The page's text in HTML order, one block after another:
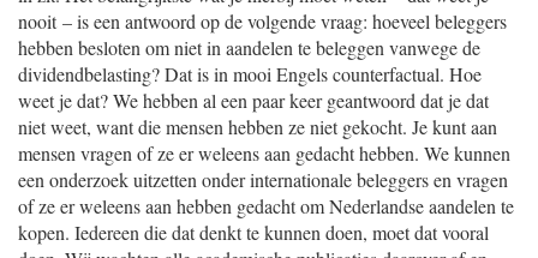
nooit – is een antwoord op de volgende vraag: hoeveel beleggers
hebben besloten om niet in aandelen te beleggen vanwege de
dividendbelasting? Dat is in mooi Engels counterfactual. Hoe
weet je dat? We hebben al een paar keer geantwoord dat je dat
niet weet, want die mensen hebben ze niet gekocht. Je kunt aan
mensen vragen of ze er weleens aan gedacht hebben. We kunnen
een onderzoek uitzetten onder internationale beleggers en vragen
of ze er weleens aan hebben gedacht om Nederlandse aandelen te
kopen. Iedereen die dat denkt te kunnen doen, moet dat vooral